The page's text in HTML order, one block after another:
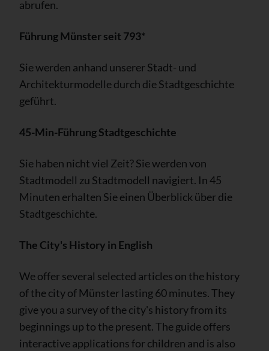
abrufen.
Führung Münster seit 793*
Sie werden anhand unserer Stadt- und
Architekturmodelle durch die Stadtgeschichte
geführt.
45-Min-Führung Stadtgeschichte
Sie haben nicht viel Zeit? Sie werden von
Stadtmodell zu Stadtmodell navigiert. In 45
Minuten erhalten Sie einen Überblick über die
Stadtgeschichte.
The City's History in English
We offer several selected articles on the history
of the city of Münster lasting 60 minutes. They
give you a survey of the city's history from its
beginnings up to the present. The guide offers
interactive applications for children and is also